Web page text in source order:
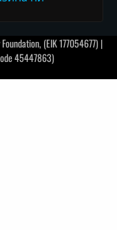
(EIK 177054677) |
45447863)